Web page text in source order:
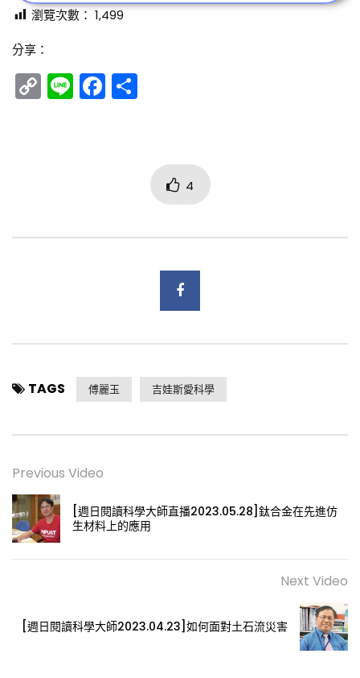
瀏覽次數： 1,499
分享：
Copy
LineFacebook
4
TAGS 傅麗玉 吉娃斯愛科學
Previous Video
[週日閱讀科學大師直播2023.05.28]鈦合金在先進仿
生材料上的應用
Next Video
[週日閱讀科學大師2023.04.23]如何面對土石流災害